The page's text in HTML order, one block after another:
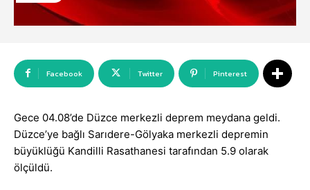
Facebook Twitter Pinterest
Gece 04.08’de Düzce merkezli deprem meydana geldi.
Düzce’ye bağlı Sarıdere-Gölyaka merkezli depremin
büyüklüğü Kandilli Rasathanesi tarafından 5.9 olarak
ölçüldü.